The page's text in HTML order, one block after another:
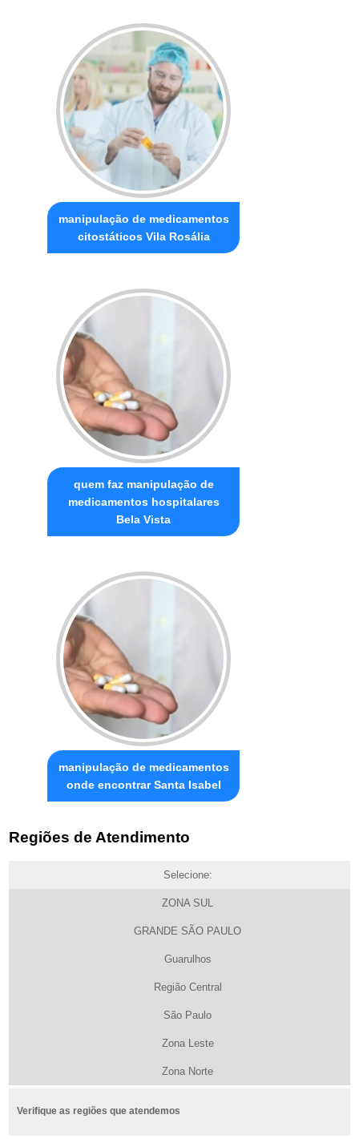
manipulação de medicamentos
citostáticos Vila Rosália
quem faz manipulação de
medicamentos hospitalares
Bela Vista
manipulação de medicamentos
onde encontrar Santa Isabel
Regiões de Atendimento
Selecione:
ZONA SUL
GRANDE SÃO PAULO
Guarulhos
Região Central
São Paulo
Zona Leste
Zona Norte
Verifique as regiões que atendemos